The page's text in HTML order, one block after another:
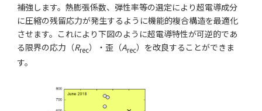
補強します。熱膨張係数、弾性率等の選定により超電導成分
に圧縮の残留応力が発生するように機能的複合構造を最適化
させます。これにより下図のように超電導特性が可逆的であ
る限界の応力（Rrec）・歪（Arec）を改良することができま
す。